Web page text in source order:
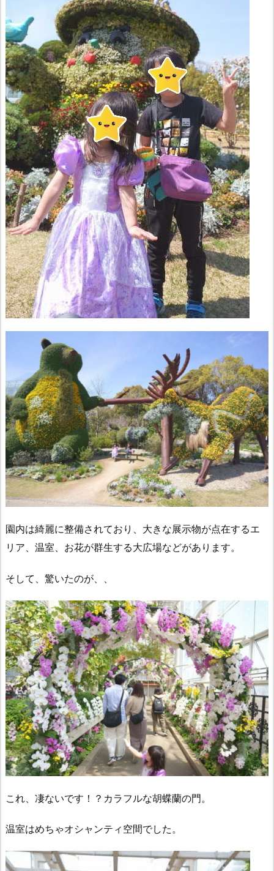
園内は綺麗に整備されており、大きな展示物が点在するエ
リア、温室、お花が群生する大広場などがあります。
そして、驚いたのが、、
これ、凄ないです！？カラフルな胡蝶蘭の門。
温室はめちゃオシャンティ空間でした。